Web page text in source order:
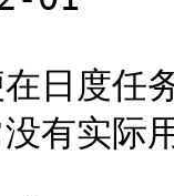
日度任
没有实